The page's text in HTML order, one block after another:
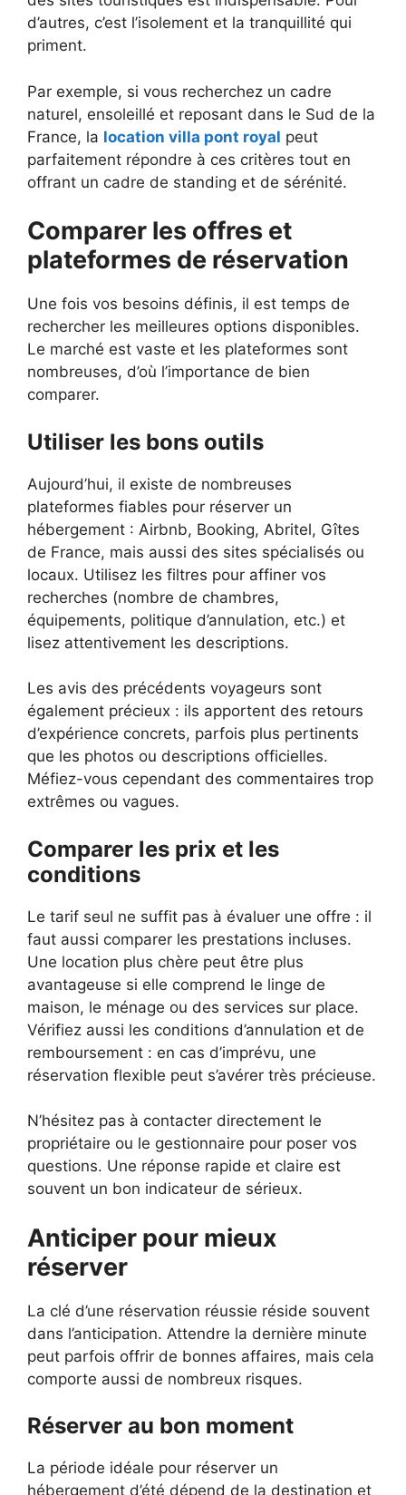
d’autres, c’est l’isolement et la tranquillité qui
priment.
Par exemple, si vous recherchez un cadre
naturel, ensoleillé et reposant dans le Sud de la
France, la location villa pont royal peut
parfaitement répondre à ces critères tout en
offrant un cadre de standing et de sérénité.
Comparer les offres et
plateformes de réservation
Une fois vos besoins définis, il est temps de
rechercher les meilleures options disponibles.
Le marché est vaste et les plateformes sont
nombreuses, d’où l’importance de bien
comparer.
Utiliser les bons outils
Aujourd’hui, il existe de nombreuses
plateformes fiables pour réserver un
hébergement : Airbnb, Booking, Abritel, Gîtes
de France, mais aussi des sites spécialisés ou
locaux. Utilisez les filtres pour affiner vos
recherches (nombre de chambres,
équipements, politique d’annulation, etc.) et
lisez attentivement les descriptions.
Les avis des précédents voyageurs sont
également précieux : ils apportent des retours
d’expérience concrets, parfois plus pertinents
que les photos ou descriptions officielles.
Méfiez-vous cependant des commentaires trop
extrêmes ou vagues.
Comparer les prix et les
conditions
Le tarif seul ne suffit pas à évaluer une offre : il
faut aussi comparer les prestations incluses.
Une location plus chère peut être plus
avantageuse si elle comprend le linge de
maison, le ménage ou des services sur place.
Vérifiez aussi les conditions d’annulation et de
remboursement : en cas d’imprévu, une
réservation flexible peut s’avérer très précieuse.
N’hésitez pas à contacter directement le
propriétaire ou le gestionnaire pour poser vos
questions. Une réponse rapide et claire est
souvent un bon indicateur de sérieux.
Anticiper pour mieux
réserver
La clé d’une réservation réussie réside souvent
dans l’anticipation. Attendre la dernière minute
peut parfois offrir de bonnes affaires, mais cela
comporte aussi de nombreux risques.
Réserver au bon moment
La période idéale pour réserver un
hébergement d’été dépend de la destination et